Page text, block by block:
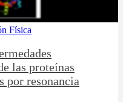
Física
las proteínas
por resonancia